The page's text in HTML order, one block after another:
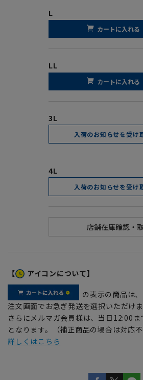
L
カートに入れる
LL
カートに入れる
3L
入荷のお知らせを受け
4L
入荷のお知らせを受け
【 アイコンについて】
の表示の商品は、
注文画面でお急ぎ発送を選択いただけま
さらにメルマガ会員様は、当日12:00
となります。（補正商品の場合は対応不
詳しくはこちら